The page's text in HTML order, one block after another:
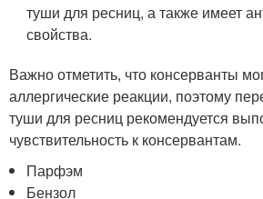
туши для ресниц, а также имеет
свойства.
Важно отметить, что консерванты
аллергические реакции, поэтому
туши для ресниц рекомендуется
чувствительность к консервантам.
Парфэм
Бензол